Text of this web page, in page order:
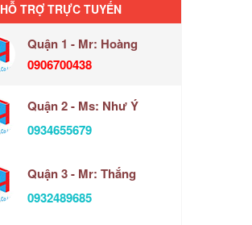
HỖ TRỢ TRỰC TUYẾN
Quận 1 - Mr: Hoàng
0906700438
Quận 2 - Ms: Như Ý
0934655679
Quận 3 - Mr: Thắng
0932489685